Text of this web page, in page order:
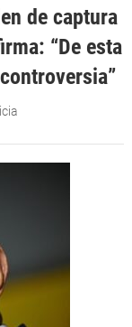
de captura
“De esta